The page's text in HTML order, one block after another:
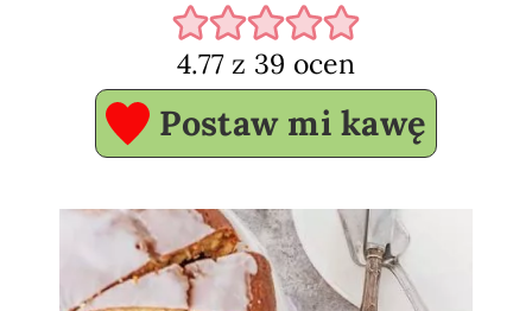
4.77 z 39 ocen
Postaw mi kawę